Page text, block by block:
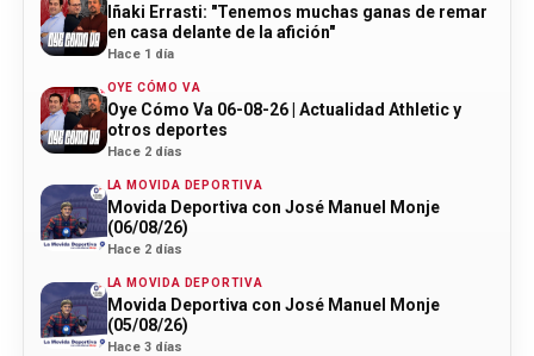
Iñaki Errasti: "Tenemos muchas ganas de remar
en casa delante de la afición"
Hace 1 día
OYE CÓMO VA
Oye Cómo Va 06-08-26 | Actualidad Athletic y
otros deportes
Hace 2 días
LA MOVIDA DEPORTIVA
Movida Deportiva con José Manuel Monje
(06/08/26)
Hace 2 días
LA MOVIDA DEPORTIVA
Movida Deportiva con José Manuel Monje
(05/08/26)
Hace 3 días